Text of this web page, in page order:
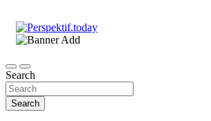
Search
Search